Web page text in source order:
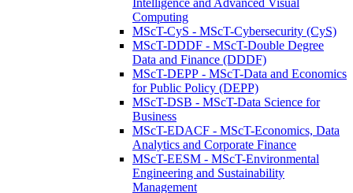
Intelligence and Advanced Visual
Computing
MScT-CyS - MScT-Cybersecurity (CyS)
MScT-DDDF - MScT-Double Degree
Data and Finance (DDDF)
MScT-DEPP - MScT-Data and Economics
for Public Policy (DEPP)
MScT-DSB - MScT-Data Science for
Business
MScT-EDACF - MScT-Economics, Data
Analytics and Corporate Finance
MScT-EESM - MScT-Environmental
Engineering and Sustainability
Management